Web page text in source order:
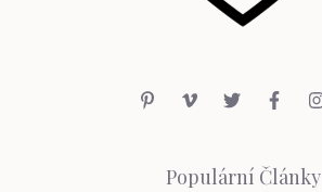
Populární Články